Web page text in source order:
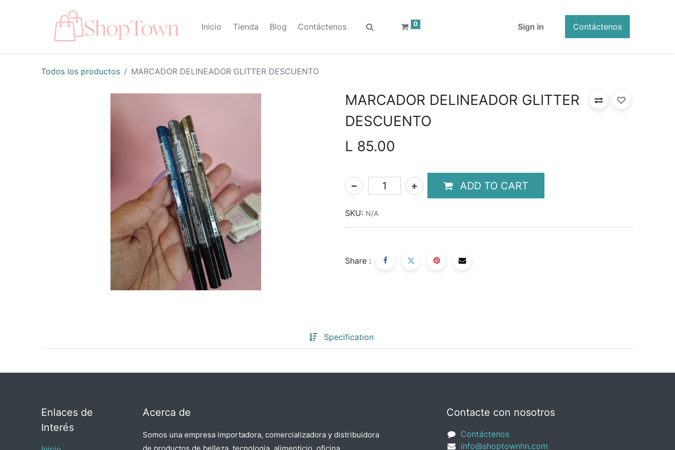
Inicio Tienda Blog Contáctenos 0 Sign in Contáctenos
Todos los productos MARCADOR DELINEADOR GLITTER DESCUENTO
MARCADOR DELINEADOR GLITTER
DESCUENTO
L 85.00
ADD TO CART
SKU: N/A
Share :
Specification
Enlaces de
Interés
Acerca de
Somos una empresa importadora, comercializadora y distribuidora
Contacte con nosotros
Contáctenos
info@shoptownhn.com